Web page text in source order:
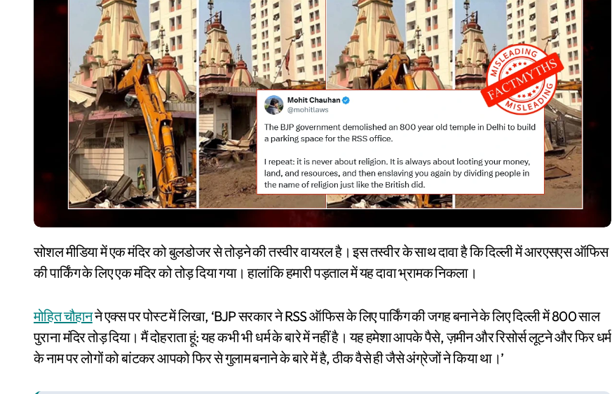
सोशल मीडिया में एक मंदिर को बुलडोजर से तोड़ने की तस्वीर वायरल है। इस तस्वीर के साथ दावा है कि दिल्ली में आरएसएस ऑफिस
की पार्किंग के लिए एक मंदिर को तोड़ दिया गया। हालांकि हमारी पड़ताल में यह दावा भ्रामक निकला।
मोहित चौहानने एक्स पर पोस्ट में लिखा, ‘BJP सरकार ने RSS ऑफिस के लिए पार्किंग की जगह बनाने के लिए दिल्ली में 800 साल
पुराना मंदिर तोड़ दिया। मैं दोहराता हूं: यह कभी भी धर्म के बारे में नहीं है। यह हमेशा आपके पैसे, ज़मीन और रिसोर्स लूटने और फिर धर्म
के नाम पर लोगों को बांटकर आपको फिर से गुलाम बनाने के बारे में है, ठीक वैसे ही जैसे अंग्रेजों ने किया था।’